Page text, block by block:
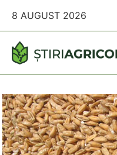
8 AUGUST 2026